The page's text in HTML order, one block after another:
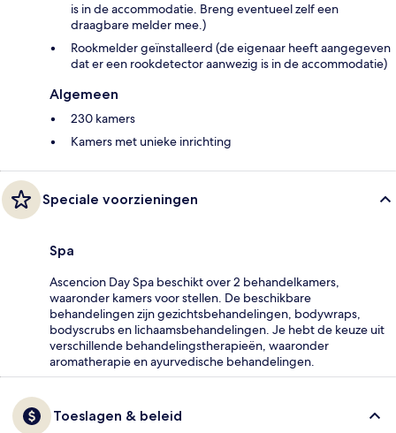
is in de accommodatie. Breng eventueel zelf een
draagbare melder mee.)
Rookmelder geïnstalleerd (de eigenaar heeft aangegeven
dat er een rookdetector aanwezig is in de accommodatie)
Algemeen
230 kamers
Kamers met unieke inrichting
Speciale voorzieningen
Spa
Ascencion Day Spa beschikt over 2 behandelkamers,
waaronder kamers voor stellen. De beschikbare
behandelingen zijn gezichtsbehandelingen, bodywraps,
bodyscrubs en lichaamsbehandelingen. Je hebt de keuze uit
verschillende behandelingstherapieën, waaronder
aromatherapie en ayurvedische behandelingen.
Toeslagen & beleid